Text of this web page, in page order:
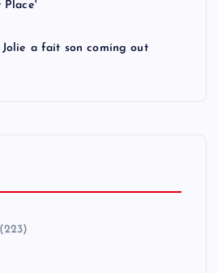
Place'
a fait son coming out
(223)